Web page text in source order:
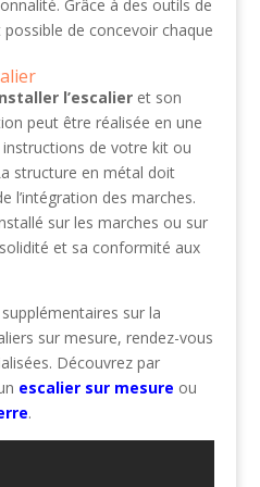
Grâce à des outils de
de concevoir chaque
l’escalieret son
peut être réalisée en une
de votre kit ou
structure en métal doit
l’intégration des marches.
sur les marches ou sur
et sa conformité aux
sur la
sur mesure, rendez-vous
Découvrez par
escalier sur mesure ou
.